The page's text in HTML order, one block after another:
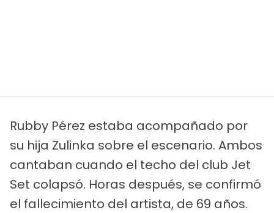
Rubby Pérez estaba acompañado por
su hija Zulinka sobre el escenario. Ambos
cantaban cuando el techo del club Jet
Set colapsó. Horas después, se confirmó
el fallecimiento del artista, de 69 años.